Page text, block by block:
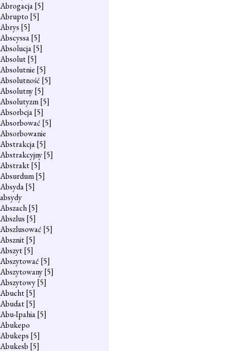
Abrogacja[5]
Abrupto [5]
Abrys [5]
Abscyssa[5]
Absolucja[5]
Absolut[5]
Absolutnie [5]
Absolutność [5]
Absolutny[5]
Absolutyzm[5]
Absorbcja[5]
Absorbować [5]
Absorbowanie
Abstrakcja[5]
Abstrakcyjny[5]
Abstrakt[5]
Absurdum[5]
Absyda[5]
absydy
Abszach[5]
Abszlus [5]
Abszlusować [5]
Absznit[5]
Abszyt[5]
Abszytować [5]
Abszytowany[5]
Abszytowy[5]
Abucht[5]
Abudat[5]
Abu-Ipahia[5]
Abukepo
Abukeps [5]
Abukesb [5]